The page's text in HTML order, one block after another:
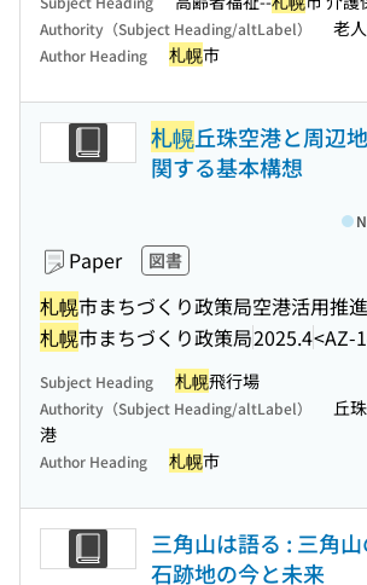
Authority（Subject Heading/altLabel） 老
Author Heading 札幌市
札幌丘珠空港と周辺
関する基本構想
Paper 図書
札幌市まちづくり政策局空港活用推
札幌市まちづくり政策局2025.4<AZ-
Subject Heading 札幌飛行場
Authority（Subject Heading/altLabel） 丘
港
Author Heading 札幌市
三角山は語る : 三角
石跡地の今と未来